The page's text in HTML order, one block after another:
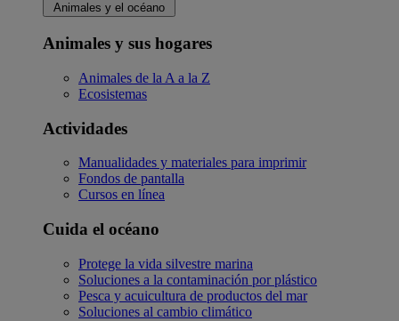
Animales y el océano
Animales y sus hogares
Animales de la A a la Z
Ecosistemas
Actividades
Manualidades y materiales para imprimir
Fondos de pantalla
Cursos en línea
Cuida el océano
Protege la vida silvestre marina
Soluciones a la contaminación por plástico
Pesca y acuicultura de productos del mar
Soluciones al cambio climático